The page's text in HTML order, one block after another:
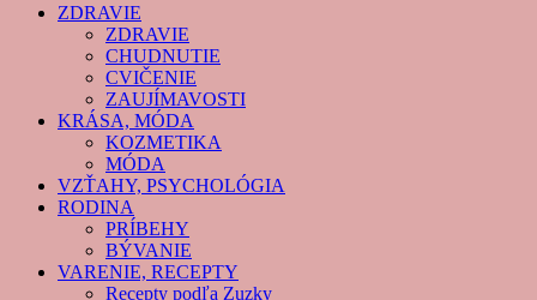
ZDRAVIE
ZDRAVIE
CHUDNUTIE
CVIČENIE
ZAUJÍMAVOSTI
KRÁSA, MÓDA
KOZMETIKA
MÓDA
VZŤAHY, PSYCHOLÓGIA
RODINA
PRÍBEHY
BÝVANIE
VARENIE, RECEPTY
Recepty podľa Zuzky